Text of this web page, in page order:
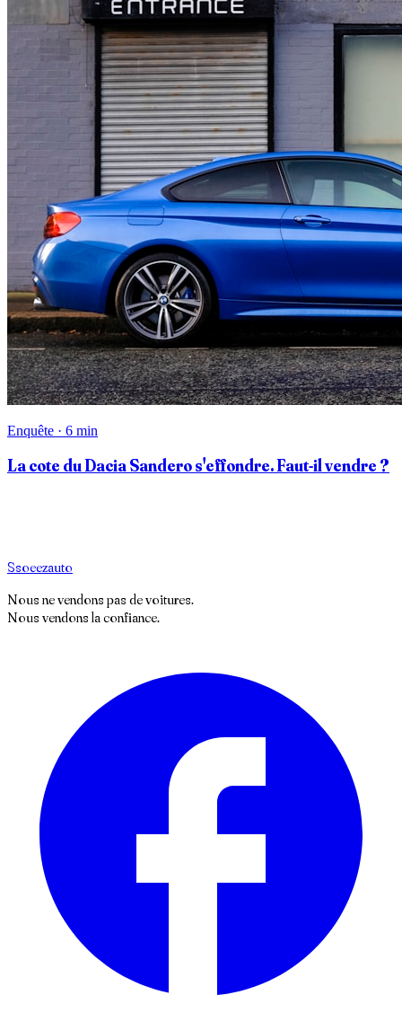
Enquête · 6 min
La cote du Dacia Sandero s'effondre. Faut-il vendre ?
Ssoeezauto
Nous ne vendons pas de voitures.
Nous vendons la confiance.